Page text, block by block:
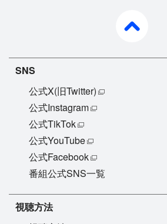
SNS
公式X(旧Twitter)
公式Instagram
公式TikTok
公式YouTube
公式Facebook
番組公式SNS一覧
視聴方法